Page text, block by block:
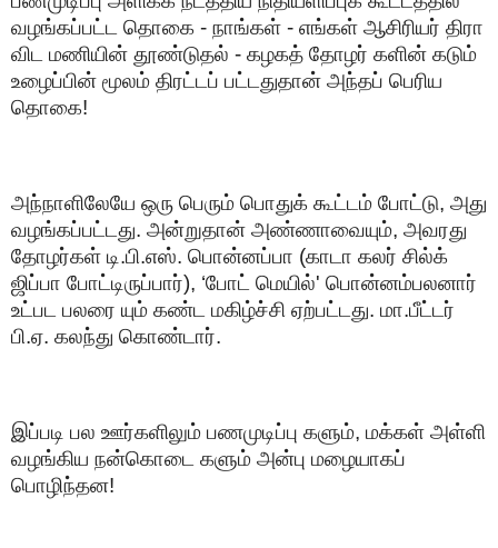
வழங்கப்பட்ட தொகை - நாங்கள் - எங்கள் ஆசிரியர் திரா
விட மணியின் தூண்டுதல் - கழகத் தோழர் களின் கடும்
உழைப்பின் மூலம் திரட்டப் பட்டதுதான் அந்தப் பெரிய
தொகை!
அந்நாளிலேயே ஒரு பெரும் பொதுக் கூட்டம் போட்டு, அது
வழங்கப்பட்டது. அன்றுதான் அண்ணாவையும், அவரது
தோழர்கள் டி.பி.எஸ். பொன்னப்பா (காடா கலர் சில்க்
ஜிப்பா போட்டிருப்பார்), ‘போட் மெயில்' பொன்னம்பலனார்
உட்பட பலரை யும் கண்ட மகிழ்ச்சி ஏற்பட்டது. மா.பீட்டர்
பி.ஏ. கலந்து கொண்டார்.
இப்படி பல ஊர்களிலும் பணமுடிப்பு களும், மக்கள் அள்ளி
வழங்கிய நன்கொடை களும் அன்பு மழையாகப்
பொழிந்தன!